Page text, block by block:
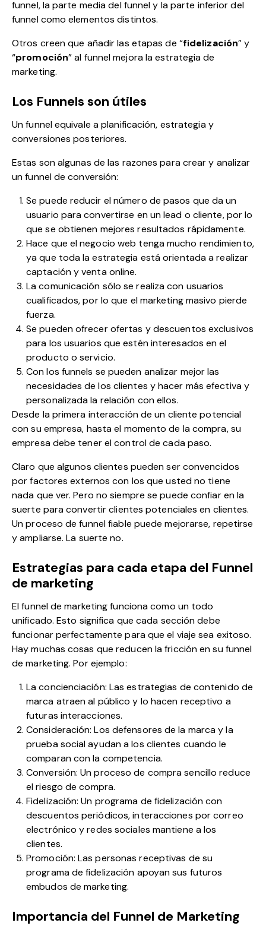
funnel, la parte media del funnel y la parte inferior del
funnel como elementos distintos.
Otros creen que añadir las etapas de “fidelización” y
“promoción” al funnel mejora la estrategia de
marketing.
Los Funnels son útiles
Un funnel equivale a planificación, estrategia y
conversiones posteriores.
Estas son algunas de las razones para crear y analizar
un funnel de conversión:
Se puede reducir el número de pasos que da un
usuario para convertirse en un lead o cliente, por lo
que se obtienen mejores resultados rápidamente.
Hace que el negocio web tenga mucho rendimiento,
ya que toda la estrategia está orientada a realizar
captación y venta online.
La comunicación sólo se realiza con usuarios
cualificados, por lo que el marketing masivo pierde
fuerza.
Se pueden ofrecer ofertas y descuentos exclusivos
para los usuarios que estén interesados en el
producto o servicio.
Con los funnels se pueden analizar mejor las
necesidades de los clientes y hacer más efectiva y
personalizada la relación con ellos.
Desde la primera interacción de un cliente potencial
con su empresa, hasta el momento de la compra, su
empresa debe tener el control de cada paso.
Claro que algunos clientes pueden ser convencidos
por factores externos con los que usted no tiene
nada que ver. Pero no siempre se puede confiar en la
suerte para convertir clientes potenciales en clientes.
Un proceso de funnel fiable puede mejorarse, repetirse
y ampliarse. La suerte no.
Estrategias para cada etapa del Funnel
de marketing
El funnel de marketing funciona como un todo
unificado. Esto significa que cada sección debe
funcionar perfectamente para que el viaje sea exitoso.
Hay muchas cosas que reducen la fricción en su funnel
de marketing. Por ejemplo:
La concienciación: Las estrategias de contenido de
marca atraen al público y lo hacen receptivo a
futuras interacciones.
Consideración: Los defensores de la marca y la
prueba social ayudan a los clientes cuando le
comparan con la competencia.
Conversión: Un proceso de compra sencillo reduce
el riesgo de compra.
Fidelización: Un programa de fidelización con
descuentos periódicos, interacciones por correo
electrónico y redes sociales mantiene a los
clientes.
Promoción: Las personas receptivas de su
programa de fidelización apoyan sus futuros
embudos de marketing.
Importancia del Funnel de Marketing